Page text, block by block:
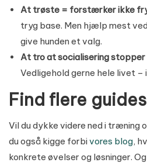
At trøste = forstærker ikke
tryg base. Men hjælp mest
give hunden et valg.
At tro at socialisering
Vedligehold gerne hele livet
Find flere
Vil du dykke videre ned i træning
du også kigge forbivores blog,
konkrete øvelser og løsninger.